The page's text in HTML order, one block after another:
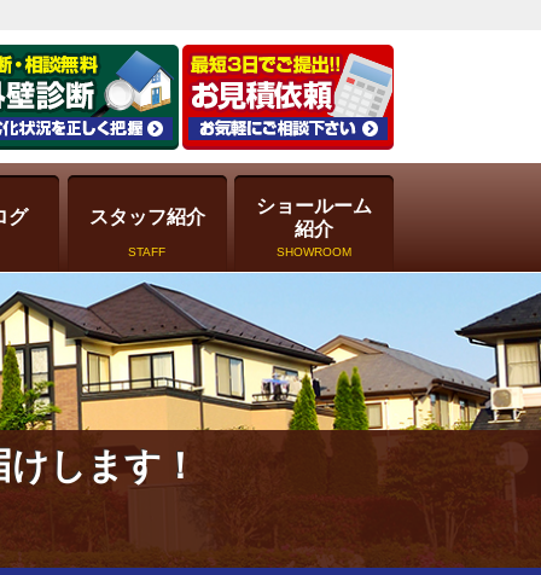
グ スタッフ紹介
STAFF
ショールーム
紹介
SHOWROOM
します！